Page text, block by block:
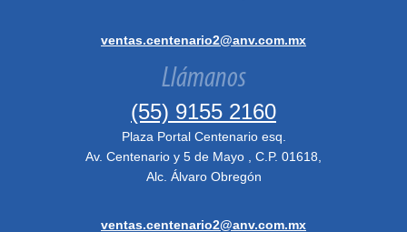
ventas.centenario2@anv.com.mx
Llámanos
(55) 9155 2160
Plaza Portal Centenario esq.
Av. Centenario y 5 de Mayo , C.P. 01618,
Alc. Álvaro Obregón
ventas.centenario2@anv.com.mx